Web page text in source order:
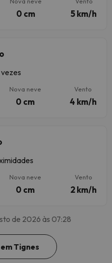
0 cm 5 km/h
Nova neve
0 cm
Vento
4 km/h
Nova neve
0 cm
Vento
2 km/h
de 2026 às 07:28
Tignes